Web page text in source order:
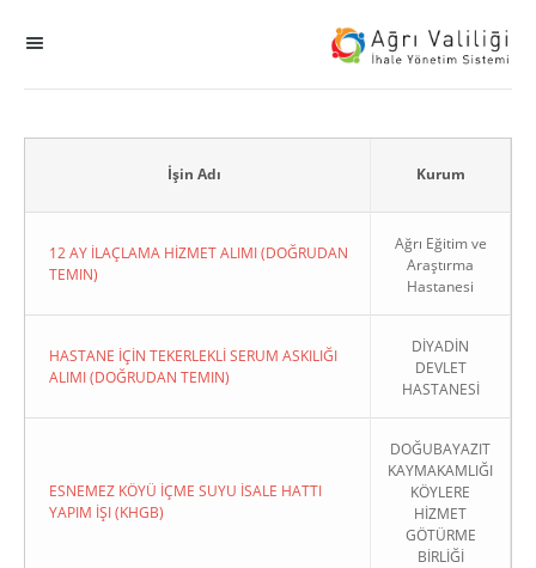
KHGB
İşin Adı Kurum
12 AY İLAÇLAMA HİZMET ALIMI (DOĞRUDAN
TEMIN)
Ağrı Eğitim ve
Araştırma
Hastanesi
HASTANE İÇİN TEKERLEKLİ SERUM ASKILIĞI
ALIMI (DOĞRUDAN TEMIN)
DİYADİN
DEVLET
HASTANESİ
ESNEMEZ KÖYÜ İÇME SUYU İSALE HATTI
YAPIM İŞI (KHGB)
DOĞUBAYAZIT
KAYMAKAMLIĞI
KÖYLERE
HİZMET
GÖTÜRME
BİRLİĞİ